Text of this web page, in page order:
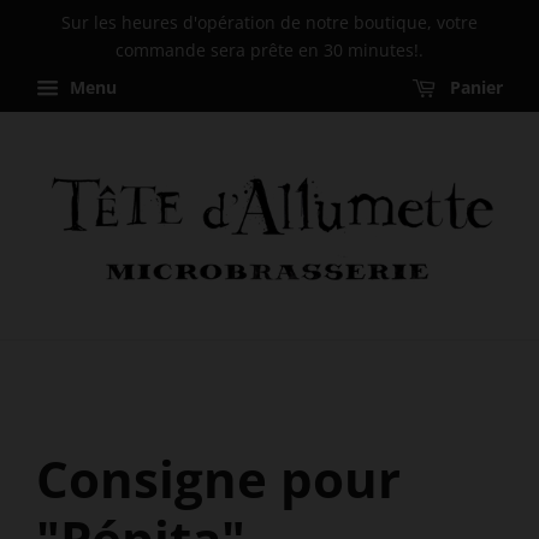
Sur les heures d'opération de notre boutique, votre
commande sera prête en 30 minutes!.
Menu
Panier
Consigne pour